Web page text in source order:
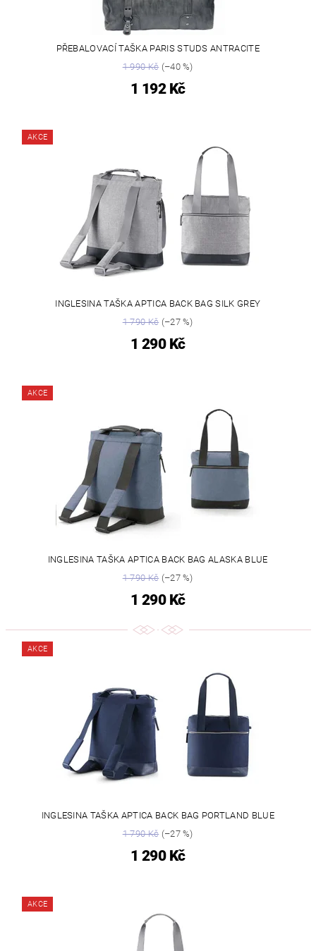
PŘEBALOVACÍ TAŠKA PARIS STUDS ANTRACITE
1 990 Kč(–40 %)
1 192 Kč
AKCE
INGLESINA TAŠKA APTICA BACK BAG SILK GREY
1 790 Kč(–27 %)
1 290 Kč
AKCE
INGLESINA TAŠKA APTICA BACK BAG ALASKA BLUE
1 790 Kč(–27 %)
1 290 Kč
AKCE
INGLESINA TAŠKA APTICA BACK BAG PORTLAND BLUE
1 790 Kč(–27 %)
1 290 Kč
AKCE